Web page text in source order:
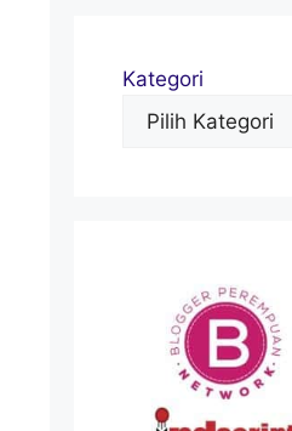
Kategori